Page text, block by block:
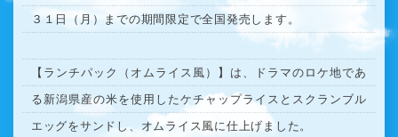
３１日（月）までの期間限定で全国発売します。
【ランチパック（オムライス風）】は、ドラマのロケ地であ
る新潟県産の米を使用したケチャップライスとスクランブル
エッグをサンドし、オムライス風に仕上げました。